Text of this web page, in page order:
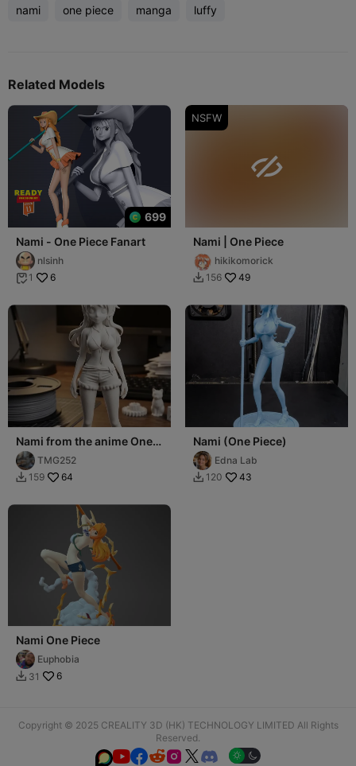
nami one piece manga luffy
Related Models
699
Nami - One Piece Fanart
nlsinh
 1 6
NSFW

Nami | One Piece
hikikomorick
 156 49
Nami from the anime One
PieceTMG252
 159 64
Nami (One Piece)
Edna Lab
 120 43
Nami One Piece
Euphobia
 31 6
Copyright © 2025 CREALITY 3D (HK) TECHNOLOGY LIMITED All Rights
Reserved.
  